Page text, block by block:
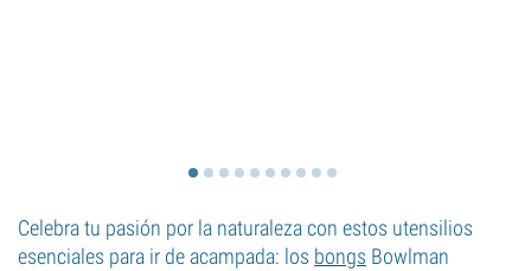
Celebra tu pasión por la naturaleza con estos utensilios
esenciales para ir de acampada: los bongs Bowlman